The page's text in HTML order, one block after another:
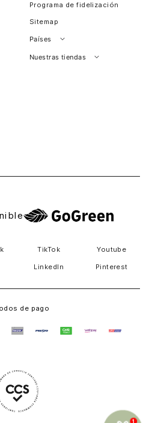
Programa de fidelización
Sitemap
Países
Perú
Nuestras tiendas
TikTok Youtube
LinkedIn Pinterest
de pago